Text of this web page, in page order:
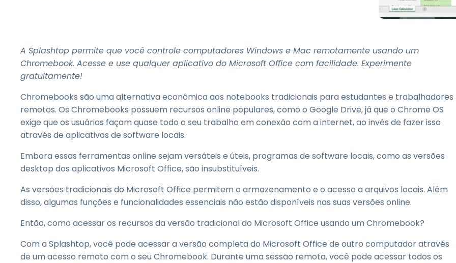
a Wacom
Laboratórios Remotos
Explore Todas as
Necessidades
Explore
A Splashtop permite que você controle computadores Windows e Mac remotamente usando um
Chromebook. Acesse e use qualquer aplicativo do Microsoft Office com facilidade. Experimente
gratuitamente!
Chromebooks são uma alternativa econômica aos notebooks tradicionais para estudantes e trabalhadores
remotos. Os Chromebooks possuem recursos online populares, como o Google Drive, já que o Chrome OS
exige que os usuários façam quase todo o seu trabalho em conexão com a internet, ao invés de fazer isso
através de aplicativos de software locais.
Embora essas ferramentas online sejam versáteis e úteis, programas de software locais, como as versões
desktop dos aplicativos Microsoft Office, são insubstituíveis.
As versões tradicionais do Microsoft Office permitem o armazenamento e o acesso a arquivos locais. Além
disso, algumas funções e funcionalidades essenciais não estão disponíveis nas suas versões online.
Então, como acessar os recursos da versão tradicional do Microsoft Office usando um Chromebook?
Com a Splashtop, você pode acessar a versão completa do Microsoft Office de outro computador através
de um acesso remoto com o seu Chromebook. Durante uma sessão remota, você pode acessar todos os